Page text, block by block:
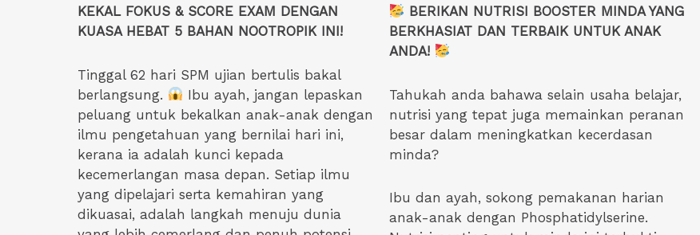
KEKAL FOKUS & SCORE EXAM DENGAN
KUASA HEBAT 5 BAHAN NOOTROPIK INI!
Tinggal 62 hari SPM ujian bertulis bakal
berlangsung.
Ibu ayah, jangan lepaskan
peluang untuk bekalkan anak-anak dengan
ilmu pengetahuan yang bernilai hari ini,
kerana ia adalah kunci kepada
kecemerlangan masa depan. Setiap ilmu
yang dipelajari serta kemahiran yang
dikuasai, adalah langkah menuju dunia
BERIKAN NUTRISI BOOSTER MINDA YANG
BERKHASIAT DAN TERBAIK UNTUK ANAK
ANDA!
Tahukah anda bahawa selain usaha belajar,
nutrisi yang tepat juga memainkan peranan
besar dalam meningkatkan kecerdasan
minda?
Ibu dan ayah, sokong pemakanan harian
anak-anak dengan Phosphatidylserine.